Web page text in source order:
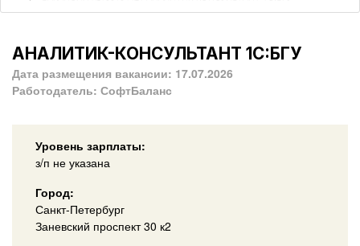
АНАЛИТИК-КОНСУЛЬТАНТ 1С:БГУ
Дата размещения вакансии: 17.07.2026
Работодатель: СофтБаланс
Уровень зарплаты:
з/п не указана
Город:
Санкт-Петербург
Заневский проспект 30 к2